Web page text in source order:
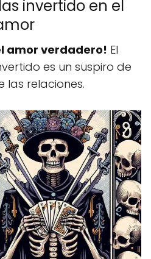
invertido en el
amor verdadero! El
es un suspiro de
las relaciones.